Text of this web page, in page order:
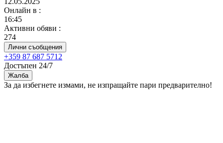
Онлайн в :
16:45
Активни обяви :
274
Лични съобщения
+359 87 687 5712
Достъпен 24/7
Жалба
За да избегнете измами, не изпращайте пари предварително!